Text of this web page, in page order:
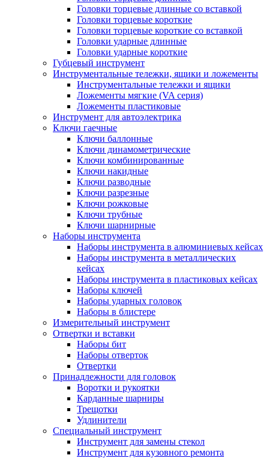
Головки торцевые длинные со вставкой
Головки торцевые короткие
Головки торцевые короткие со вставкой
Головки ударные длинные
Головки ударные короткие
Губцевый инструмент
Инструментальные тележки, ящики и ложементы
Инструментальные тележки и ящики
Ложементы мягкие (VA серия)
Ложементы пластиковые
Инструмент для автоэлектрика
Ключи гаечные
Ключи баллонные
Ключи динамометрические
Ключи комбинированные
Ключи накидные
Ключи разводные
Ключи разрезные
Ключи рожковые
Ключи трубные
Ключи шарнирные
Наборы инструмента
Наборы инструмента в алюминиевых кейсах
Наборы инструмента в металлических
кейсах
Наборы инструмента в пластиковых кейсах
Наборы ключей
Наборы ударных головок
Наборы в блистере
Измерительный инструмент
Отвертки и вставки
Наборы бит
Наборы отверток
Отвертки
Принадлежности для головок
Воротки и рукоятки
Карданные шарниры
Трещотки
Удлинители
Специальный инструмент
Инструмент для замены стекол
Инструмент для кузовного ремонта